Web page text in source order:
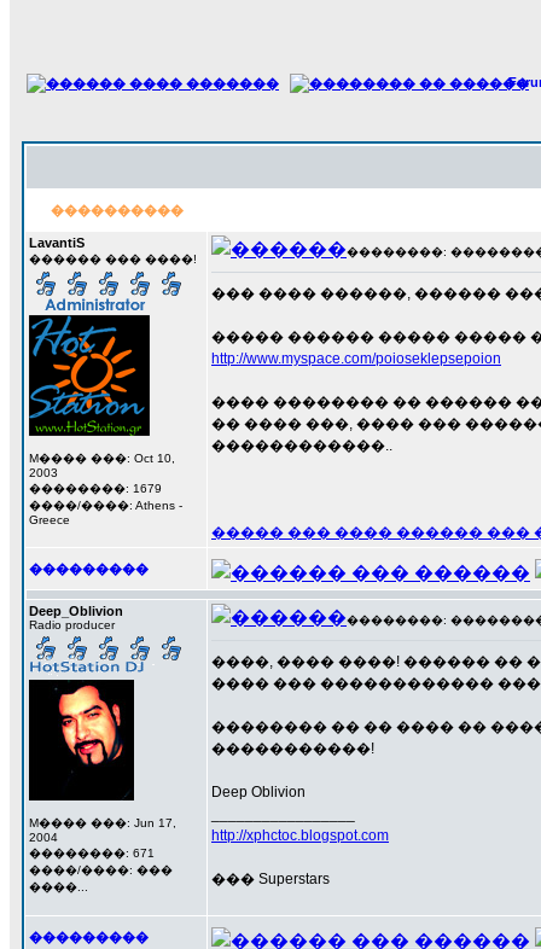
����������
LavantiS
������ ��� ����!
M���� ���: Oct 10,
2003
��������: 1679
����/����: Athens -
Greece
��������: ���������
��� ���� ������, ������
����� ������ ����� �����
http://www.myspace.com/poioseklepsepoion
���� �������� �� ������
�� ���� ���, ���� ���
������������..
����� ��� ���� ������ ���
���������
Deep_Oblivion
Radio producer
M���� ���: Jun 17,
2004
��������: 671
����/����: ���
����...
��������: ���������
����, ���� ����! ������ ��
���� ��� ������������
�������� �� �� ���� ��
�����������!
Deep Oblivion
http://xphctoc.blogspot.com
��� Superstars
���������